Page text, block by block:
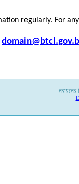
regularly. For
নবায়নের